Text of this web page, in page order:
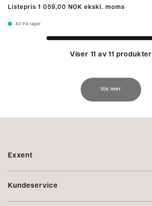
Listepris 1 059,00 NOK ekskl. moms
82 På lager
Viser 11 av 11 produkter
Vis mer
Exxent
Om Exxent
Kundeservice